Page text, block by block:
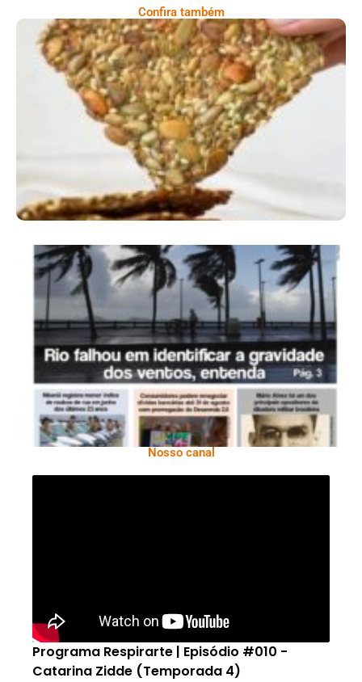
Confira também
Comer Bem: Cracker De Sementes
Ano X – Número 366 01 A 07 De Agosto De
2026
Nosso canal
Programa Respirarte | Episódio #010 -
Catarina Zidde (Temporada 4)